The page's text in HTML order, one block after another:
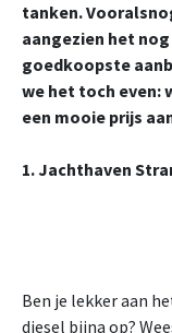
tanken.
aangezien het
goedkoopste
we het toch even:
een mooie prijs
1. Jachthaven
Ben je lekker aan
diesel bijna op?